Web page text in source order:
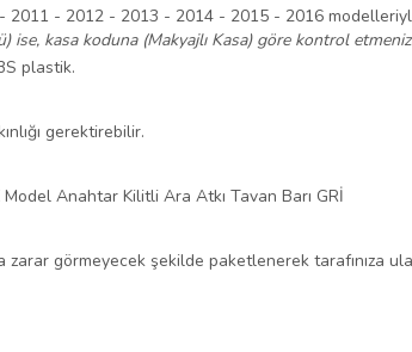
- 2012 - 2013 - 2014 - 2015 - 2016
ise, kasa koduna (Makyajlı Kasa) göre kontrol
plastik.
gerektirebilir.
Anahtar Kilitli Ara Atkı Tavan Barı GRİ
görmeyecek şekilde paketlenerek tarafınıza